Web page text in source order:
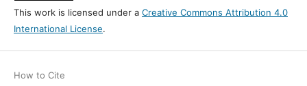
This work is licensed under a Creative Commons Attribution 4.0
International License.
How to Cite